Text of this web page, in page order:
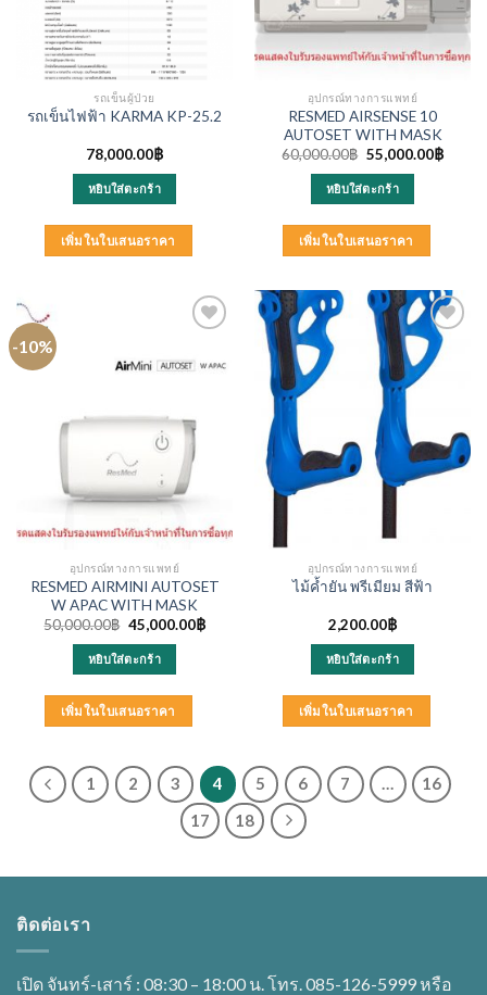
รถเข็นผู้ป่วย
รถเข็นไฟฟ้า KARMA KP-25.2
78,000.00฿
หยิบใส่ตะกร้า
เพิ่มในใบเสนอราคา
อุปกรณ์ทางการแพทย์
RESMED AIRSENSE 10
AUTOSET WITH MASK
60,000.00฿ Original
price
was:
60,000.00฿.
55,000.00฿
หยิบใส่ตะกร้า
เพิ่มในใบเสนอราคา
-10%
อุปกรณ์ทางการแพทย์
RESMED AIRMINI AUTOSET
W APAC WITH MASK
50,000.00฿ Original
price
was:
50,000.00฿.
45,000.00฿Current
หยิบใส่ตะกร้า
เพิ่มในใบเสนอราคา
อุปกรณ์ทางการแพทย์
ไม้ค้ำยัน พรีเมียม สีฟ้า
2,200.00฿
หยิบใส่ตะกร้า
เพิ่มในใบเสนอราคา
1 2 3 4 5 6 7 …
16
17
18
ติดต่อเรา
เปิด จันทร์-เสาร์ : 08:30 – 18:00 น. โทร. 085-126-5999 หรือ